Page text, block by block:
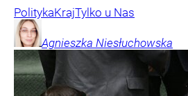
PolitykaKrajTylko u Nas
Agnieszka Niesłuchowska